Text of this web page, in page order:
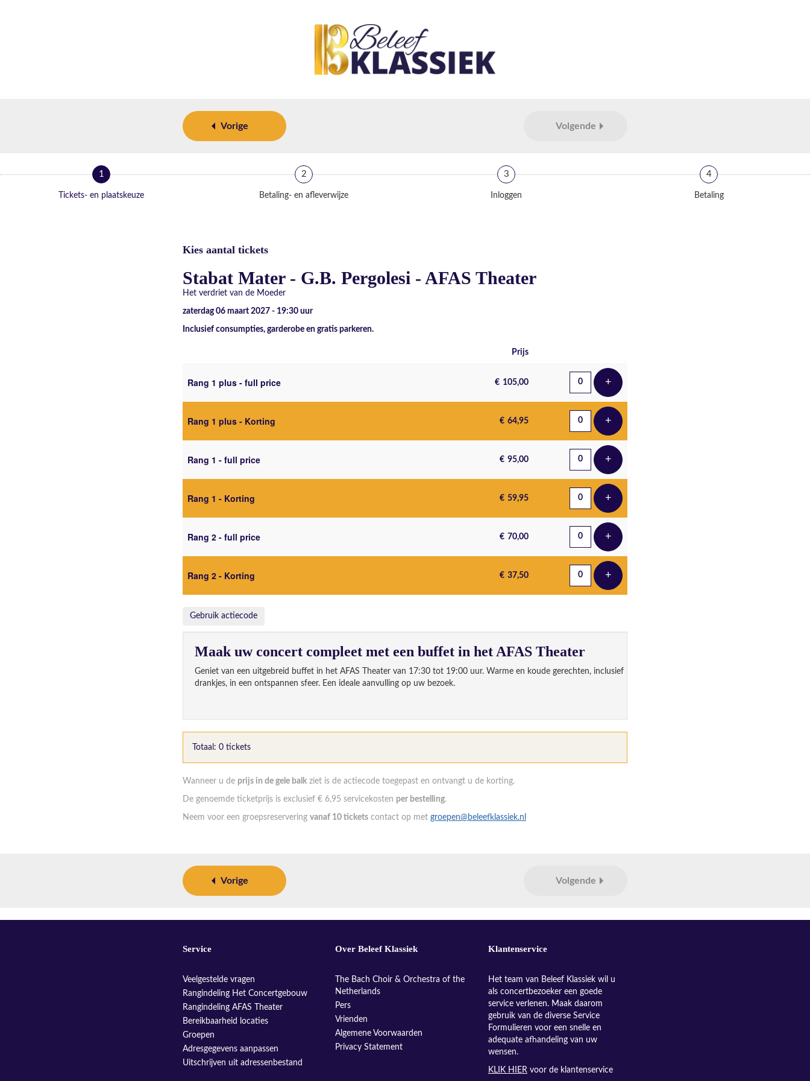
Vorige Volgende
1
Tickets- en plaatskeuze
2
Betaling- en afleverwijze
3
Inloggen
4
Betaling
Kies aantal tickets
Stabat Mater - G.B. Pergolesi - AFAS Theater
Het verdriet van de Moeder
zaterdag 06 maart 2027 - 19:30 uur
Inclusief consumpties, garderobe en gratis parkeren.
Prijs
Rang 1 plus - full price € 105,00 +Voeg ticket toe
Rang 1 plus - Korting € 64,95 +Voeg ticket toe
Rang 1 - full price € 95,00 +Voeg ticket toe
Rang 1 - Korting € 59,95 +Voeg ticket toe
Rang 2 - full price € 70,00 +Voeg ticket toe
Rang 2 - Korting € 37,50 +Voeg ticket toe
Gebruik actiecode
Maak uw concert compleet met een buffet in het AFAS Theater
Geniet van een uitgebreid buffet in het AFAS Theater van 17:30 tot 19:00 uur. Warme en koude gerechten, inclusief
drankjes, in een ontspannen sfeer. Een ideale aanvulling op uw bezoek.
Totaal: 0 tickets
Wanneer u de prijs in de gele balk ziet is de actiecode toegepast en ontvangt u de korting.
De genoemde ticketprijs is exclusief € 6,95 servicekosten per bestelling.
Neem voor een groepsreservering vanaf 10 tickets contact op met groepen@beleefklassiek.nl
Vorige Volgende
Service
Veelgestelde vragen
Rangindeling Het Concertgebouw
Rangindeling AFAS Theater
Bereikbaarheid locaties
Groepen
Adresgegevens aanpassen
Uitschrijven uit adressenbestand
Over Beleef Klassiek
The Bach Choir & Orchestra of the
Netherlands
Pers
Vrienden
Algemene Voorwaarden
Privacy Statement
Klantenservice
Het team van Beleef Klassiek wil u
als concertbezoeker een goede
service verlenen. Maak daarom
gebruik van de diverse Service
Formulieren voor een snelle en
adequate afhandeling van uw
wensen.
KLIK HIER voor de klantenservice